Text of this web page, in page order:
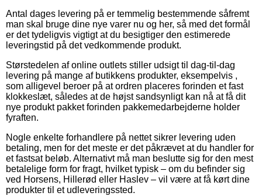
Antal dages levering på er temmelig bestemmende såfremt
man skal bruge dine nye varer nu og her, så med det formål
er det tydeligvis vigtigt at du besigtiger den estimerede
leveringstid på det vedkommende produkt.
Størstedelen af online outlets stiller udsigt til dag-til-dag
levering på mange af butikkens produkter, eksempelvis ,
som alligevel beroer på at ordren placeres forinden et fast
klokkeslæt, således at de højst sandsynligt kan nå at få dit
nye produkt pakket forinden pakkemedarbejderne holder
fyraften.
Nogle enkelte forhandlere på nettet sikrer levering uden
betaling, men for det meste er det påkrævet at du handler for
et fastsat beløb. Alternativt må man beslutte sig for den mest
betalelige form for fragt, hvilket typisk – om du befinder sig
ved Horsens, Hillerød eller Haslev – vil være at få kørt dine
produkter til et udleveringssted.